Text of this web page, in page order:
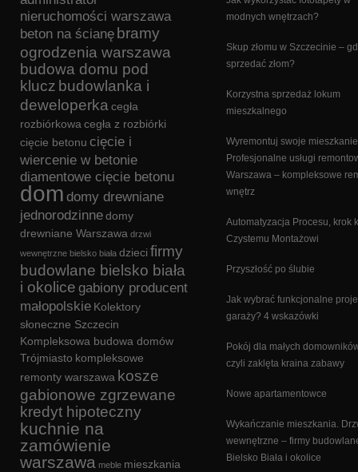
nieruchomości warszawa
beton na ścianę bramy
ogrodzenia warszawa
budowa domu pod
klucz budowlanka i
deweloperka cegła
rozbiórkowa cegła z rozbiórki
cięcie betonu cięcie i
wiercenie w betonie
diamentowe cięcie betonu
dom domy drewniane
jednorodzinnedomy
drewniane Warszawa drzwi
wewnętrzne bielsko biała dzieci firmy
budowlane bielsko biała
i okolice gabiony producent
małopolskie Kolektory
słoneczne Szczecin
Kompleksowa budowa domów
Trójmiasto kompleksowe
remonty warszawa kosze
gabionowe zgrzewane
kredyt hipoteczny
kuchnie na
zamówienie
warszawa meble mieszkania
modnych wnętrzach?
Skup złomu w Szczecinie –
sprzedać złom?
Korzystna sprzedaż lokum
mieszkalnego
Wyremontuj swoje
Profesjonalne usługi
Warszawa – kompleksowe
wnętrz
Automatyzacja Procesu, krok
Czystemu Montażowi
Przyszłość po ślubie
Jak wybrać funkcjonalne
garaży? 4 wskazówki
Pokój dla małych
czyli zaklęta kraina zabawy
Nowe apartamentowce
Wykańczanie mieszkania.
wewnętrzne – firmy
Bielsko Biała i okolice